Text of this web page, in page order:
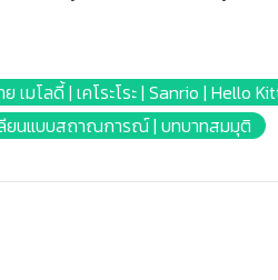
เมโลดี้ | เคโระโระ | Sanrio | Hello
ยนแบบสถาณการณ์ | บทบาทสมมุติ